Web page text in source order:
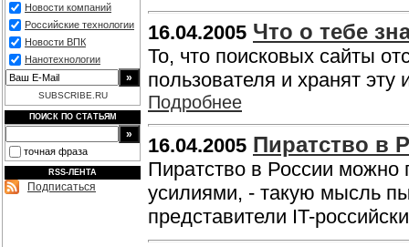
Новости компаний
Российские технологии
Новости ВПК
Нанотехнологии
SUBSCRIBE.RU
ПОИСК ПО СТАТЬЯМ
точная фраза
RSS-ЛЕНТА
Подписаться
16.04.2005 Что о тебе
То, что поисковых сайты
пользователя и хранят
Подробнее
16.04.2005 Пиратство в
Пиратство в России можно
усилиями, - такую мысль
представители IT-